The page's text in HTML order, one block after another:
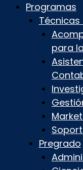
Programas
para
Pregrado